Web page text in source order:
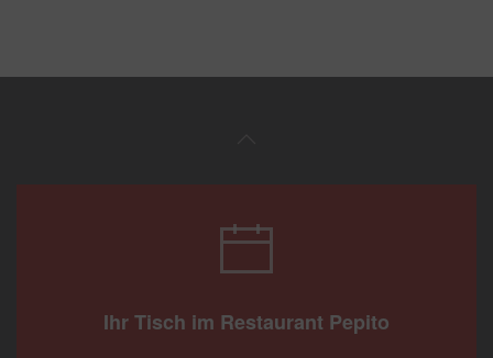
Ihr Tisch im Restaurant Pepito